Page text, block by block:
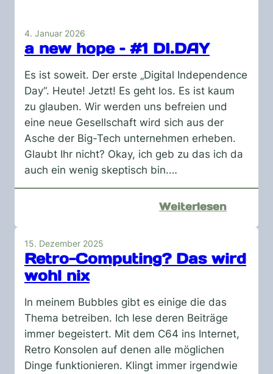
4. Januar 2026
a new hope – #1 DI.DAY
Es ist soweit. Der erste „Digital Independence
Day“. Heute! Jetzt! Es geht los. Es ist kaum
zu glauben. Wir werden uns befreien und
eine neue Gesellschaft wird sich aus der
Asche der Big-Tech unternehmen erheben.
Glaubt Ihr nicht? Okay, ich geb zu das ich da
auch ein wenig skeptisch bin.…
Weiterlesen:
hope
–
15. Dezember 2025
Retro-Computing? Das wird
wohl nix
In meinem Bubbles gibt es einige die das
Thema betreiben. Ich lese deren Beiträge
immer begeistert. Mit dem C64 ins Internet,
Retro Konsolen auf denen alle möglichen
Dinge funktionieren. Klingt immer irgendwie